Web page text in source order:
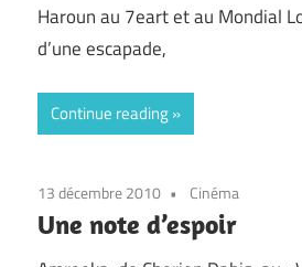
Haroun au 7eart et au Mondial
d’une escapade,
Continue reading
13 décembre 2010 Cinéma
Une note d’espoir